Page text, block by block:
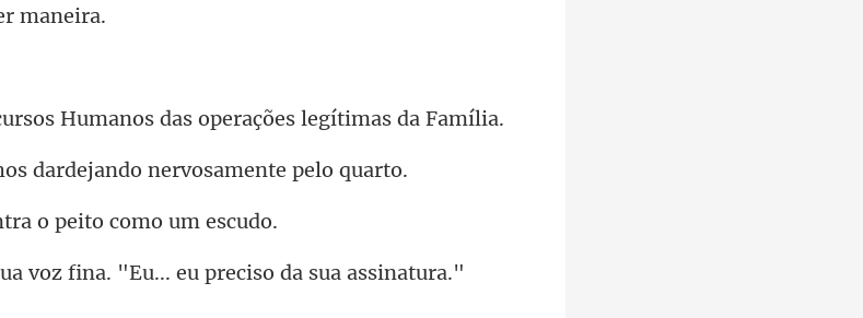
Humanos das operaç
dardejando ne
o pe
voz fina. "Eu... eu p